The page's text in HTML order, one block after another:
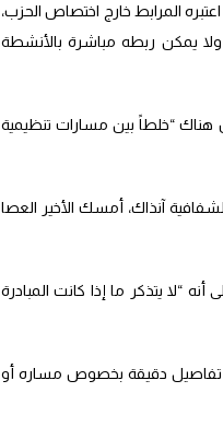
المرابط خارج اختصاص الحزب،
يمكن ربطه مباشرة بالأنشطة
هناك “خلطاً بين مسارات تنظيمية
آنذاك، أمسك الأخير العصا
أنه “لا يتذكر ما إذا كانت المبادرة
تفاصيل دقيقة بخصوص مساره أو